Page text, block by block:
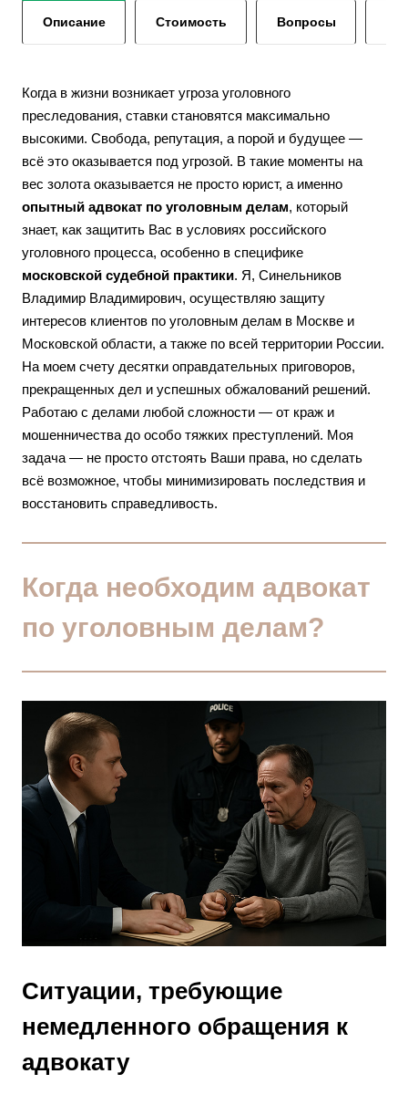
Описание Стоимость Вопросы
Когда в жизни возникает угроза уголовного
преследования, ставки становятся максимально
высокими. Свобода, репутация, а порой и будущее —
всё это оказывается под угрозой. В такие моменты на
вес золота оказывается не просто юрист, а именно
опытный адвокат по уголовным делам, который
знает, как защитить Вас в условиях российского
уголовного процесса, особенно в специфике
московской судебной практики. Я, Синельников
Владимир Владимирович, осуществляю защиту
интересов клиентов по уголовным делам в Москве и
Московской области, а также по всей территории России.
На моем счету десятки оправдательных приговоров,
прекращенных дел и успешных обжалований решений.
Работаю с делами любой сложности — от краж и
мошенничества до особо тяжких преступлений. Моя
задача — не просто отстоять Ваши права, но сделать
всё возможное, чтобы минимизировать последствия и
восстановить справедливость.
Когда необходим адвокат
по уголовным делам?
Ситуации, требующие
немедленного обращения к
адвокату